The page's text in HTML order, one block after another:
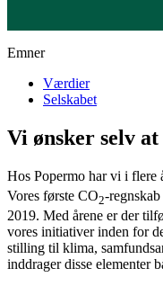
Emner
Værdier
Selskabet
Vi ønsker selv
Hos Popermo har vi i
Vores første CO2-
2019. Med årene er der
vores initiativer inden for
stilling til klima,
inddrager disse elementer